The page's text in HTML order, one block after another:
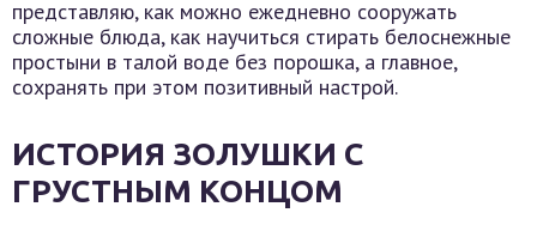
представляю, как можно ежедневно сооружать
сложные блюда, как научиться стирать белоснежные
простыни в талой воде без порошка, а главное,
сохранять при этом позитивный настрой.
ИСТОРИЯ ЗОЛУШКИ С
ГРУСТНЫМ КОНЦОМ